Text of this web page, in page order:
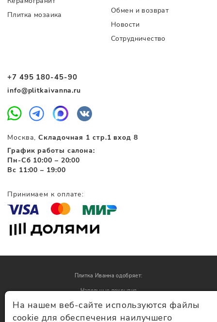
+7 495 180-45-90
info@plitkaivanna.ru
Москва,Складочная 1 стр.1 вход 8
График работы салона:
Пн-Сб 10:00 – 20:00
Вс 11:00 – 19:00
Плитка мозаика
Обмен и возврат
Новости
Сотрудничество
Принимаем к оплате:
Плитка Иванна одобряет:
Напольные покрытия
Обои
На нашем веб-сайте используются файлы
cookie для обеспечения наилучшего